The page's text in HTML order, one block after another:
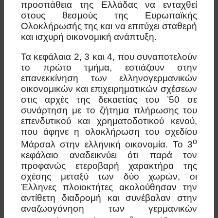
προσπάθεια της Ελλάδας να ενταχθεί
στους θεσμούς της Ευρωπαϊκής
Ολοκλήρωσής της και να επιτύχει σταθερή
και ισχυρή οικονομική ανάπτυξη.
Τα κεφάλαια 2, 3 και 4, που συναποτελούν
το πρώτο τμήμα, εστιάζουν στην
επανεκκίνηση των ελληνογερμανικών
οικονομικών και επιχειρηματικών σχέσεων
στις αρχές της δεκαετίας του ’50 σε
συνάρτηση με το ζήτημα πλήρωσης του
επενδυτικού και χρηματοδοτικού κενού,
που άφηνε η ολοκλήρωση του σχεδίου
Μάρσαλ στην ελληνική οικονομία. Το 3ο
κεφάλαιο αναδεικνύει ότι παρά τον
προφανώς ετεροβαρή χαρακτήρα της
σχέσης μεταξύ των δύο χωρών, οι
Έλληνες πλοιοκτήτες ακολούθησαν την
αντίθετη διαδρομή και συνέβαλαν στην
αναζωογόνηση των γερμανικών